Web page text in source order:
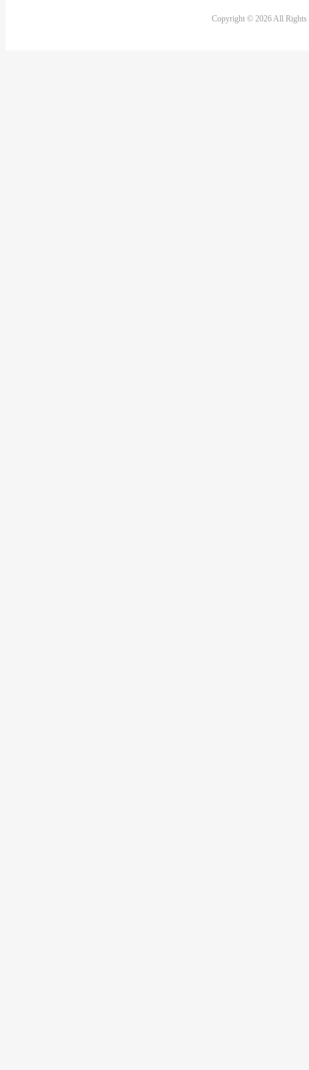
Copyright © 2026 All